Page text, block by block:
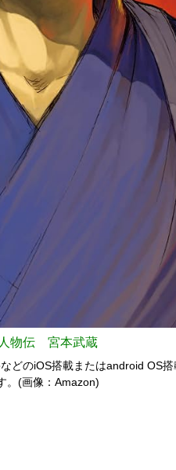
物伝 宮本武蔵
どのiOS搭載またはandroid OS
。(画像：Amazon)